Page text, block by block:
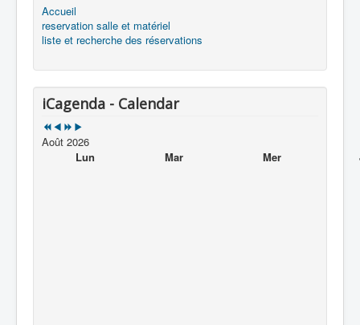
Accueil
reservation salle et matériel
liste et recherche des réservations
iCagenda - Calendar
Août 2026
Lun
Mar Mer